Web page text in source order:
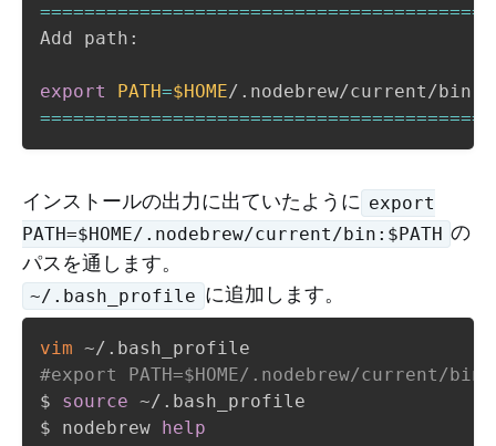
========================================
Add path:
export PATH=$HOME/.nodebrew/current/bin:
========================================
インストールの出力に出ていたように export
PATH=$HOME/.nodebrew/current/bin:$PATH の
パスを通します。
~/.bash_profile に追加します。
vim
#export PATH=$HOME/.nodebrew/current/
$ source ~/.bash_profile
$ nodebrew help